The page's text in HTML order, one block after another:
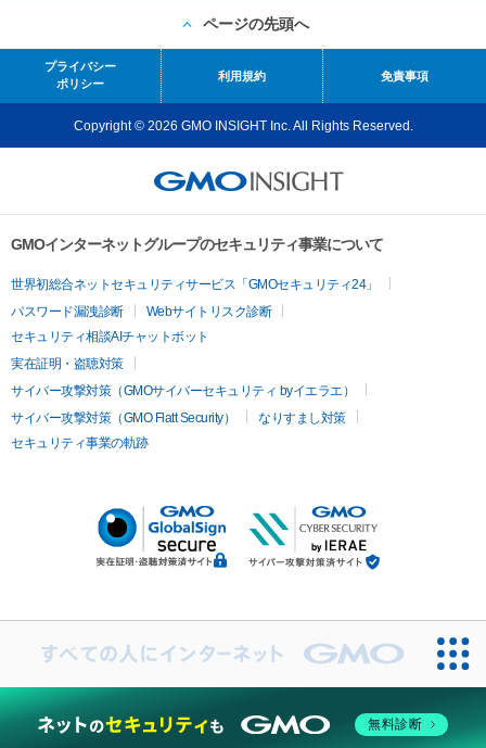
ページの先頭へ
プライバシー
ポリシー
利用規約 免責事項
Copyright © 2026 GMO INSIGHT Inc. All Rights Reserved.
GMOインターネットグループのセキュリティ事業について
世界初総合ネットセキュリティサービス「GMOセキュリティ24」
パスワード漏洩診断
Webサイトリスク診断
セキュリティ相談AIチャットボット
実在証明・盗聴対策
サイバー攻撃対策（GMOサイバーセキュリティ byイエラエ）
サイバー攻撃対策（GMO Flatt Security）
なりすまし対策
セキュリティ事業の軌跡
無料診断